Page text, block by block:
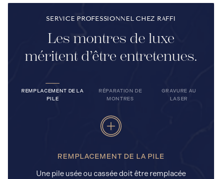
SERVICE PROFESSIONNEL CHEZ RAFFI
Les montres de luxe
méritent d’être entretenues.
REMPLACEMENT DE LA
PILE
RÉPARATION DE
MONTRES
GRAVURE AU
LASER
REMPLACEMENT DE LA PILE
Une pile usée ou cassée doit être remplacée